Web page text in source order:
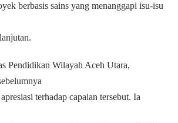
berbasis sains yang menanggapi isu-isu
Pendidikan Wilayah Aceh Utara,
terhadap capaian tersebut. Ia